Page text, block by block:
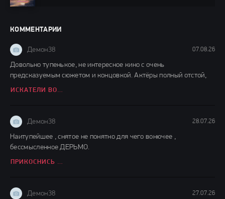
КОММЕНТАРИИ
Демон38 07.08.26
Довольно тупенькое, не интересное кино с очень
предсказуемым сюжетом и концовкой. Актёры полный отстой,
ИСКАТЕЛИ ВОДЫ (2026)
Демон38 28.07.26
Наитупейшее , снятое не понятно для чего вонючее ,
бессмысленное ДЕРЬМО.
ПРИКОСНИСЬ КО МНЕ (2026)
Демон38 27.07.26